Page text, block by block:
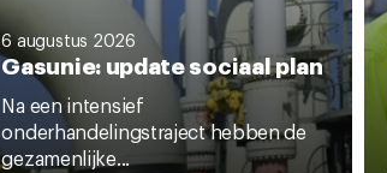
6 augustus 2026
Gasunie: update sociaal plan
Na een intensief
onderhandelingstraject hebben de
gezamenlijke...